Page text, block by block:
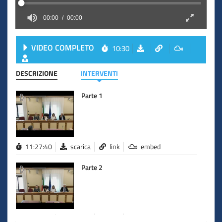
00:00 00:00
VIDEO COMPLETO 10:30
DESCRIZIONE INTERVENTI
Parte 1
11:27:40 scarica link
embed
Parte 2